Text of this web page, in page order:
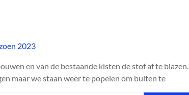
en van de bestaande kisten de stof af te blazen.
maar we staan weer te popelen om buiten te